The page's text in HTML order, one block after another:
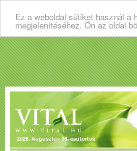
Ez a weboldal sütiket használ a
megjelenítéséhez. Ön az oldal
2026. Augusztus 06. csütörtök